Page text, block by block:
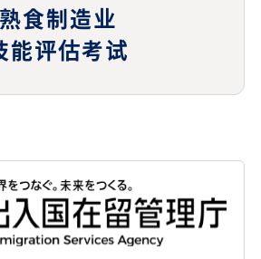
熟食制造业
能评估考试